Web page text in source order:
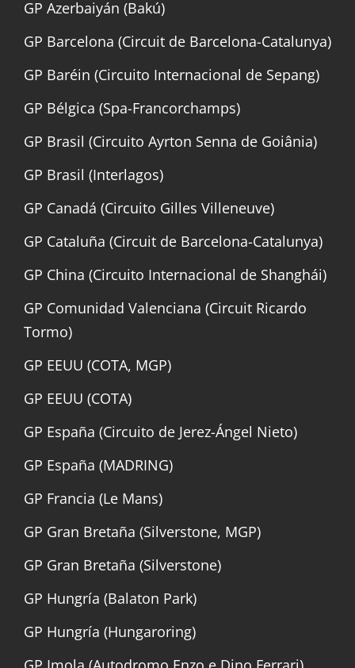
GP Azerbaiyán (Bakú)
GP Barcelona (Circuit de Barcelona-Catalunya)
GP Baréin (Circuito Internacional de Sepang)
GP Bélgica (Spa-Francorchamps)
GP Brasil (Circuito Ayrton Senna de Goiânia)
GP Brasil (Interlagos)
GP Canadá (Circuito Gilles Villeneuve)
GP Cataluña (Circuit de Barcelona-Catalunya)
GP China (Circuito Internacional de Shanghái)
GP Comunidad Valenciana (Circuit Ricardo
Tormo)
GP EEUU (COTA, MGP)
GP EEUU (COTA)
GP España (Circuito de Jerez-Ángel Nieto)
GP España (MADRING)
GP Francia (Le Mans)
GP Gran Bretaña (Silverstone, MGP)
GP Gran Bretaña (Silverstone)
GP Hungría (Balaton Park)
GP Hungría (Hungaroring)